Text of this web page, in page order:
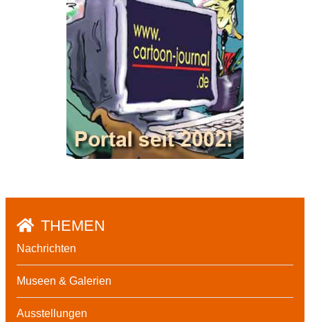
THEMEN
Nachrichten
Museen & Galerien
Ausstellungen